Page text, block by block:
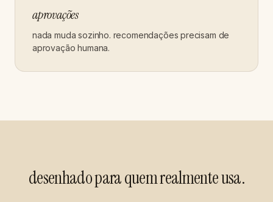
aprovações
nada muda sozinho. recomendações precisam de
aprovação humana.
desenhado para quem realmente usa.